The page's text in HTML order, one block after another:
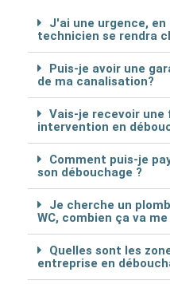
J'ai une urgence,
technicien se rendra
Puis-je avoir une
de ma canalisation?
Vais-je recevoir
intervention en
Comment puis-je
son débouchage ?
Je cherche un
WC, combien ça va
Quelles sont les
entreprise en